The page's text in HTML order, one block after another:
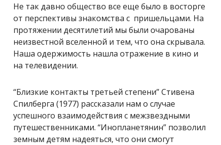
Не так давно общество все еще было в восторге
от перспективы знакомства с пришельцами. На
протяжении десятилетий мы были очарованы
неизвестной вселенной и тем, что она скрывала.
Наша одержимость нашла отражение в кино и
на телевидении.
“Близкие контакты третьей степени” Стивена
Спилберга (1977) рассказали нам о случае
успешного взаимодействия с межзвездными
путешественниками. “Инопланетянин” позволил
земным детям надеяться, что они смогут